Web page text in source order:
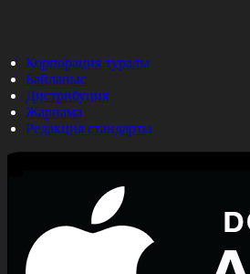
Корпорация туралы
Байланыс
Дистрибуция
Жарнама
Редакция стандарты